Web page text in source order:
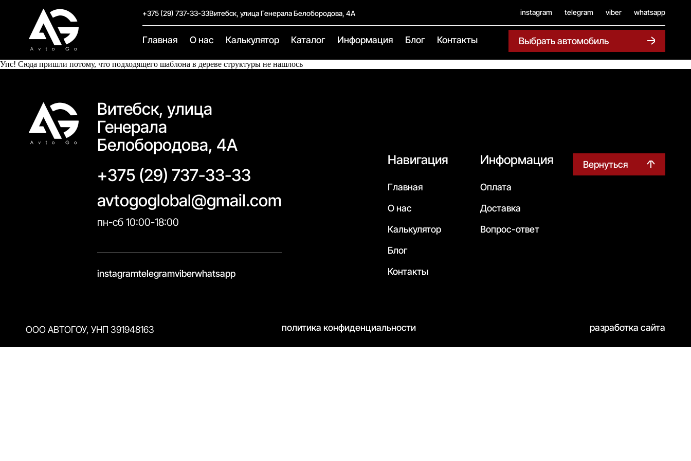
+375 (29) 737-33-33Витебск, улица Генерала Белобородова, 4А instagram telegram viber whatsapp
Главная О нас Калькулятор Каталог Информация Блог Контакты Выбрать автомобиль
Упс! Сюда пришли потому, что подходящего шаблона в дереве структуры не нашлось
Витебск, улица
Генерала
Белобородова, 4А
+375 (29) 737-33-33
avtogoglobal@gmail.com
пн-сб 10:00-18:00
instagramtelegramviberwhatsapp
Навигация
Главная
О нас
Калькулятор
Блог
Контакты
Информация
Оплата
Доставка
Вопрос-ответ
Вернуться
ООО АВТОГОУ, УНП 391948163 политика конфиденциальности разработка сайта